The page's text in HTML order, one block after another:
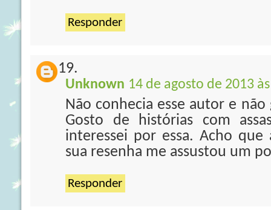
Responder
Unknown 14 de agosto de 2013
Não conhecia esse autor e
Gosto de histórias com
interessei por essa. Acho que
sua resenha me assustou um
Responder